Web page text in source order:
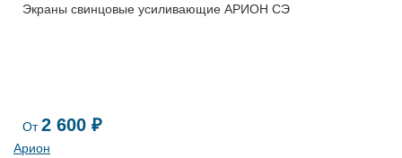
Экраны свинцовые усиливающие АРИОН СЭ
От2 600 ₽
Арион